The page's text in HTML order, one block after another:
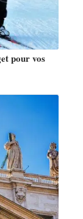
pour vos